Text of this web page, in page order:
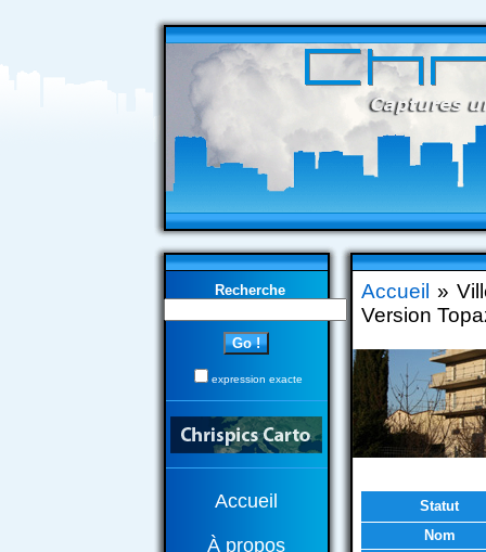
Recherche
expression exacte
Accueil
À propos
Accueil »
Version
Statut
Nom